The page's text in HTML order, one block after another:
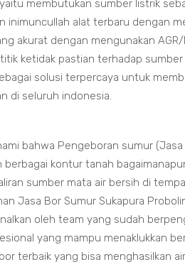
membutukan sumber listrik
inimuncullah alat terbaru dengan
akurat dengan mengunakan
ketidak pastian terhadap
solusi terpercaya untuk
di seluruh indonesia.
bahwa Pengeboran sumur
berbagai kontur tanah
sumber mata air bersih di
Jasa Bor Sumur Sukapura
oleh team yang sudah
yang mampu menaklukkan
terbaik yang bisa menghasilkan